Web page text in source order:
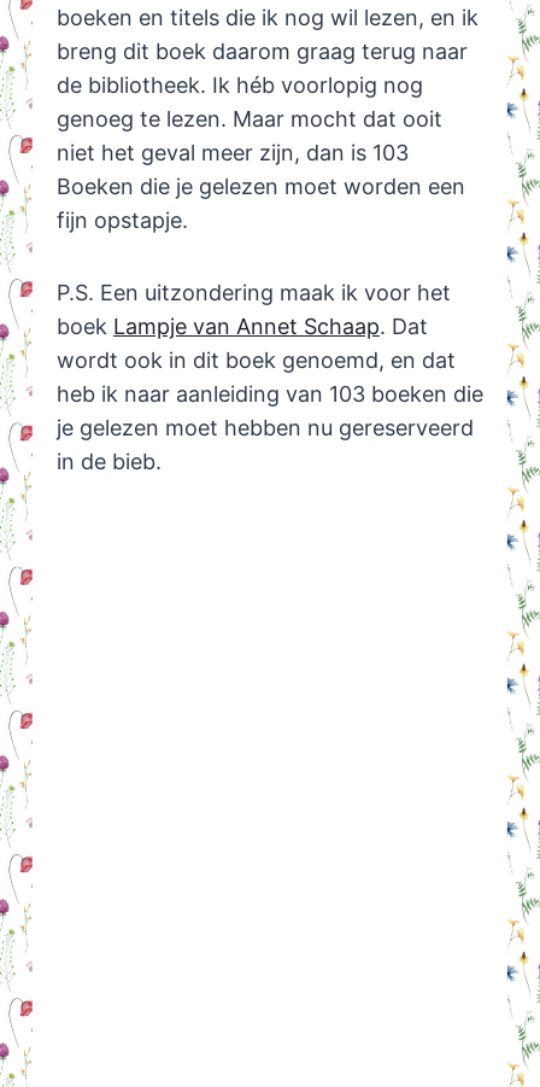
boeken en titels die ik nog wil lezen, en ik
breng dit boek daarom graag terug naar
de bibliotheek. Ik héb voorlopig nog
genoeg te lezen. Maar mocht dat ooit
niet het geval meer zijn, dan is 103
Boeken die je gelezen moet worden een
fijn opstapje.
P.S. Een uitzondering maak ik voor het
boek Lampje van Annet Schaap. Dat
wordt ook in dit boek genoemd, en dat
heb ik naar aanleiding van 103 boeken die
je gelezen moet hebben nu gereserveerd
in de bieb.